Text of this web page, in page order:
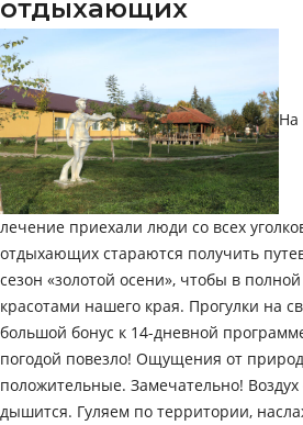
отдыхающих
На
лечение приехали люди со всех
отдыхающих стараются получить
сезон «золотой осени», чтобы в
красотами нашего края. Прогулки на
большой бонус к 14-дневной
погодой повезло! Ощущения от
положительные. Замечательно!
дышится. Гуляем по территории,